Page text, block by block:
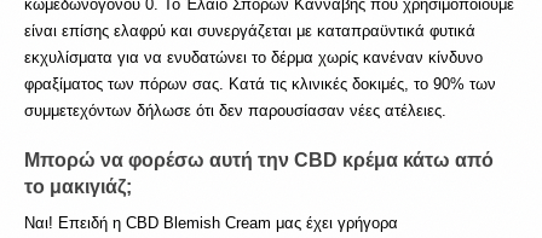
κωμεδωνογόνου 0. Το Έλαιο Σπόρων Κάνναβης που χρησιμοποιούμε
είναι επίσης ελαφρύ και συνεργάζεται με καταπραϋντικά φυτικά
εκχυλίσματα για να ενυδατώνει το δέρμα χωρίς κανέναν κίνδυνο
φραξίματος των πόρων σας. Κατά τις κλινικές δοκιμές, το 90% των
συμμετεχόντων δήλωσε ότι δεν παρουσίασαν νέες ατέλειες.
Μπορώ να φορέσω αυτή την CBD κρέμα κάτω από
το μακιγιάζ;
Ναι! Επειδή η CBD Blemish Cream μας έχει γρήγορα